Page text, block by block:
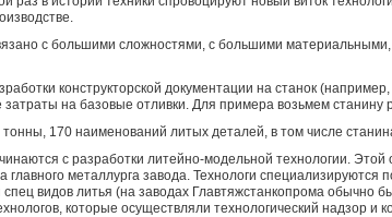
с большими сложностями, с большими
конструкторской документации на станок
на базовые отливки. Для примера возьмем станину
170 наименований литых деталей, в том числе
с разработки литейно-модельной технологии.
главного металлурга завода. Технологи специализируются
спец видов литья (на заводах Главтяжстанкопрома обычно
которые осуществляли технологический надзор и